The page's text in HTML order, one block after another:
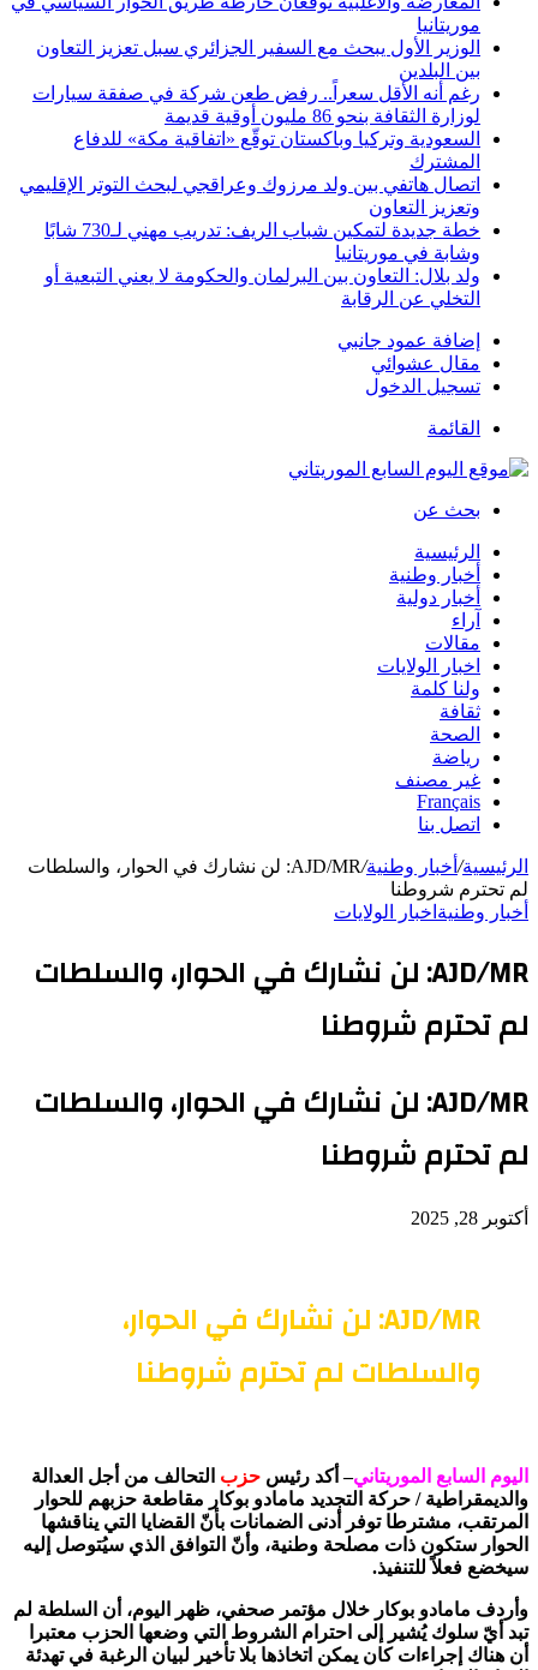
موريتانيا
الوزير الأول يبحث مع السفير الجزائري سبل تعزيز التعاون
بين البلدين
رغم أنه الأقل سعراً.. رفض طعن شركة في صفقة سيارات
لوزارة الثقافة بنحو 86 مليون أوقية قديمة
السعودية وتركيا وباكستان توقّع «اتفاقية مكة» للدفاع
المشترك
اتصال هاتفي بين ولد مرزوك وعراقجي لبحث التوتر الإقليمي
وتعزيز التعاون
خطة جديدة لتمكين شباب الريف: تدريب مهني لـ730 شابًا
وشابة في موريتانيا
ولد بلال: التعاون بين البرلمان والحكومة لا يعني التبعية أو
التخلي عن الرقابة
إضافة عمود جانبي
مقال عشوائي
تسجيل الدخول
القائمة
بحث عن
الرئيسية
أخبار وطنية
أخبار دولية
آراء
مقالات
اخبار الولايات
ولنا كلمة
ثقافة
الصحة
رياضة
غير مصنف
Français
اتصل بنا
الرئيسية/ أخبار وطنية/
AJD/MR: لن نشارك في الحوار، والسلطات
لم تحترم شروطنا
أخبار وطنية اخبار الولايات
AJD/MR: لن نشارك في الحوار، والسلطات
لم تحترم شروطنا
AJD/MR: لن نشارك في الحوار، والسلطات
لم تحترم شروطنا
أكتوبر 28, 2025
AJD/MR: لن نشارك في الحوار،
والسلطات لم تحترم شروطنا
اليوم السابع الموريتاني– أكد رئيس حزب التحالف من أجل العدالة
والديمقراطية / حركة التجديد مامادو بوكار مقاطعة حزبهم للحوار
المرتقب، مشترطا توفر أدنى الضمانات بأنّ القضايا التي يناقشها
الحوار ستكون ذات مصلحة وطنية، وأنّ التوافق الذي سيُتوصل إليه
سيخضع فعلاً للتنفيذ.
وأردف مامادو بوكار خلال مؤتمر صحفي، ظهر اليوم، أن السلطة لم
تبد أيّ سلوك يُشير إلى احترام الشروط التي وضعها الحزب معتبرا
أن هناك إجراءات كان يمكن اتخاذها بلا تأخير لبيان الرغبة في تهدئة